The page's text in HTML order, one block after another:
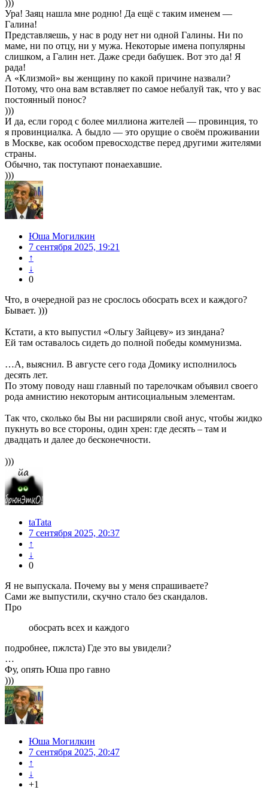
)))
Ура! Заяц нашла мне родню! Да ещё с таким именем —
Галина!
Представляешь, у нас в роду нет ни одной Галины. Ни по
маме, ни по отцу, ни у мужа. Некоторые имена популярны
слишком, а Галин нет. Даже среди бабушек. Вот это да! Я
рада!
А «Клизмой» вы женщину по какой причине назвали?
Потому, что она вам вставляет по самое небалуй так, что у вас
постоянный понос?
)))
И да, если город с более миллиона жителей — провинция, то
я провинциалка. А быдло — это орущие о своём проживании
в Москве, как особом превосходстве перед другими жителями
страны.
Обычно, так поступают понаехавшие.
)))
Юша Могилкин
7 сентября 2025, 19:21
↑
↓
0
Что, в очередной раз не срослось обосрать всех и каждого?
Бывает. )))
Кстати, а кто выпустил «Ольгу Зайцеву» из зиндана?
Ей там оставалось сидеть до полной победы коммунизма.
…А, выяснил. В августе сего года Домику исполнилось
десять лет.
По этому поводу наш главный по тарелочкам объявил своего
рода амнистию некоторым антисоциальным элементам.
Так что, сколько бы Вы ни расширяли свой анус, чтобы жидко
пукнуть во все стороны, один хрен: где десять – там и
двадцать и далее до бесконечности.
)))
taTata
7 сентября 2025, 20:37
↑
↓
0
Я не выпускала. Почему вы у меня спрашиваете?
Сами же выпустили, скучно стало без скандалов.
Про
обосрать всех и каждого
подробнее, пжлста) Где это вы увидели?
…
Фу, опять Юша про гавно
)))
Юша Могилкин
7 сентября 2025, 20:47
↑
↓
+1